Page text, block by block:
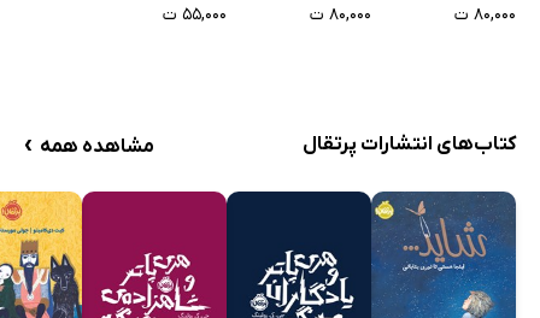
۸۰,۰۰۰ ت
۸۰,۰۰۰ ت
۵۵,۰۰۰ ت
کتاب‌های انتشارات پرتقال مشاهده همه ›